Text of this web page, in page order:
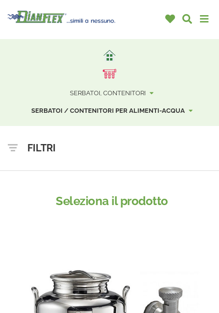
SERBATOI, CONTENITORI
SERBATOI / CONTENITORI PER ALIMENTI-ACQUA
FILTRI
Seleziona il prodotto